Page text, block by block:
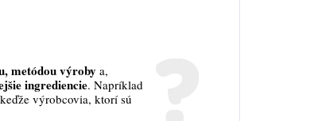
metódou výroby a,
ingrediencie. Napríklad
výrobcovia, ktorí sú